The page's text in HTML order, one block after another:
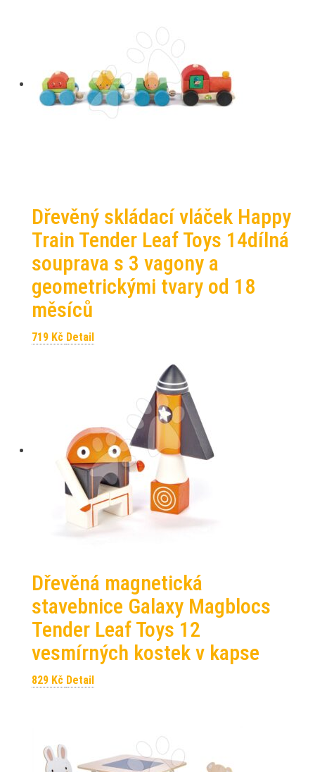
Dřevěný skládací vláček Happy
Train Tender Leaf Toys 14dílná
souprava s 3 vagony a
geometrickými tvary od 18
měsíců
719 Kč Detail
Dřevěná magnetická
stavebnice Galaxy Magblocs
Tender Leaf Toys 12
vesmírných kostek v kapse
829 Kč Detail